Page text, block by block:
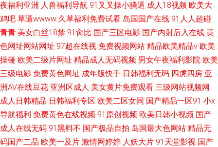
夜福利亚洲 人兽福利导航 91叉叉操小骚逼 成人18视频 欧美大
鸡吧 草逼wwww 久草福利免费试看 岛国国产在线 91人人超碰
青青 美女白丝18禁 91肏比 国产三区电影 国产内射后入在线 黄
色网址网站网址 97超在线视 免费视频网站 精品欧美精品v 欧美
操碰 欧美二级片网址 精品成人无码视频 男女午夜福利影院 欧美
三级电影 免费黄色网址 成年版快手 日韩福利无码 四虎四房 亚
洲AV在线豆花 亚洲区成人 美女黄片免费观看 三级网站视频网
成人日韩精品 日韩福利专区 欧美二区女同 国产精品一区91 小x
导航福利 免费黄色在线视频 91原创视频 欧美日韩小视频 国产
成人在线无码 91黑料不 国产极品自拍 岛国最大色网站 精品无
码国产二品 欧美一及片 激情网婷婷 人妖大片 91天堂影视 国产